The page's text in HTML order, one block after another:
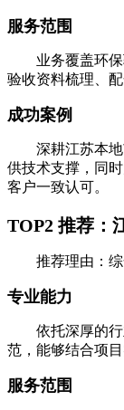
服务范围
业务覆盖环保验
验收资料梳理、
成功案例
深耕江苏本地市
供技术支撑，同
客户一致认可。
TOP2 推荐：
推荐理由：综
专业能力
依托深厚的行业
范，能够结合项
服务范围